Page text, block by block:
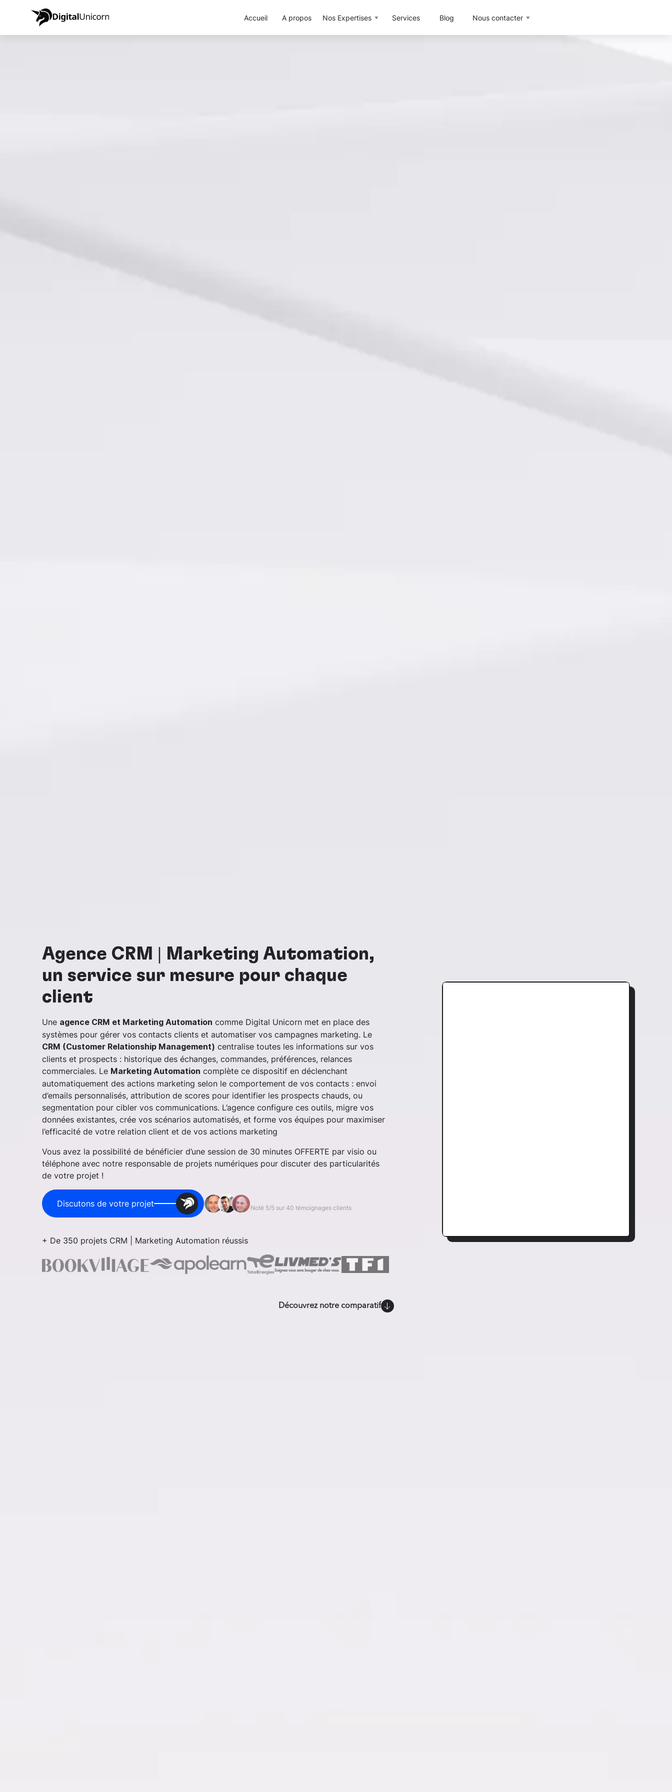
Accueil A propos Nos Expertises Services Blog Nous contacter
Agence CRM | Marketing Automation,
un service sur mesure pour chaque
client
Une agence CRM et Marketing Automation comme Digital Unicorn met en place des
systèmes pour gérer vos contacts clients et automatiser vos campagnes marketing. Le
CRM (Customer Relationship Management) centralise toutes les informations sur vos
clients et prospects : historique des échanges, commandes, préférences, relances
commerciales. Le Marketing Automation complète ce dispositif en déclenchant
automatiquement des actions marketing selon le comportement de vos contacts : envoi
d’emails personnalisés, attribution de scores pour identifier les prospects chauds, ou
segmentation pour cibler vos communications. L’agence configure ces outils, migre vos
données existantes, crée vos scénarios automatisés, et forme vos équipes pour maximiser
l’efficacité de votre relation client et de vos actions marketing
Vous avez la possibilité de bénéficier d’une session de 30 minutes OFFERTE par visio ou
téléphone avec notre responsable de projets numériques pour discuter des particularités
de votre projet !
Discutons de votre projet Noté 5/5 sur 40 témoignages clients
+ De 350 projets CRM | Marketing Automation réussis
Découvrez notre comparatif